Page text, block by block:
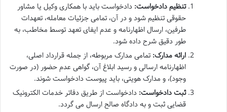
تنظیم دادخواست: دادخواست باید با همکاری وکیل یا مشاور
حقوقی تنظیم شود و در آن، تمامی جزئیات معامله، تعهدات
طرفین، ارسال اظهارنامه و عدم ایفای تعهد توسط مخاطب، به
طور دقیق شرح داده شود.
ارائه مدارک: تمامی مدارک مربوطه، از جمله قرارداد اصلی،
اظهارنامه ارسالی و رسید ابلاغ آن، گواهی عدم حضور (در صورت
وجود)، و مدارک هویتی، باید پیوست دادخواست شوند.
ثبت دادخواست: دادخواست از طریق دفاتر خدمات الکترونیک
قضایی ثبت و به دادگاه صالح ارسال می گردد.